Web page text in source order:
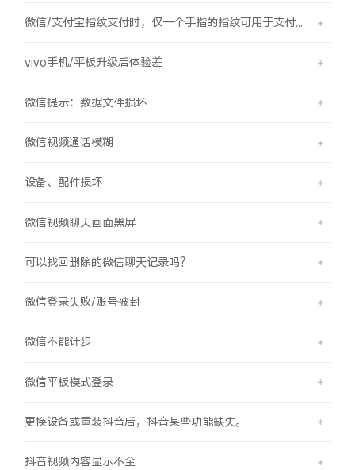
微信/支付宝指纹支付时，仅一个手指的指纹可用于支付，其他已录入的指纹无法用于支付。
vivo手机/平板升级后体验差
微信提示：数据文件损坏
微信视频通话模糊
设备、配件损坏
微信视频聊天画面黑屏
可以找回删除的微信聊天记录吗？
微信登录失败/账号被封
微信不能计步
微信平板模式登录
更换设备或重装抖音后，抖音某些功能缺失。
抖音视频内容显示不全